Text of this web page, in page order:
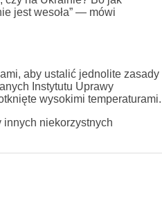
jest wesoła” — mówi
aby ustalić jednolite zasady
Instytutu Uprawy
wysokimi temperaturami.
innych niekorzystnych